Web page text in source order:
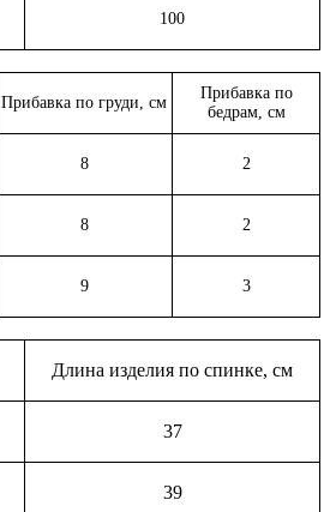
100
Прибавка по груди, см
Прибавка по
бедрам, см
8 2
8 2
9 3
Длина изделия по спинке, см
37
39